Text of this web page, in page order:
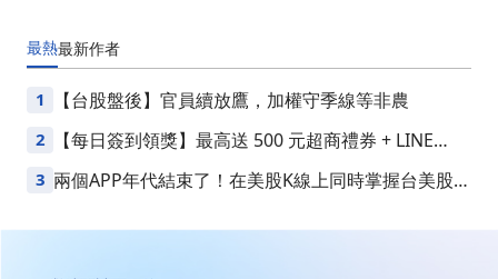
最熱最新作者
1 【台股盤後】官員續放鷹，加權守季線等非農
2
【每日簽到領獎】最高送 500 元超商禮券 + LINE
Points
3 兩個APP年代結束了！在美股K線上同時掌握台美股損